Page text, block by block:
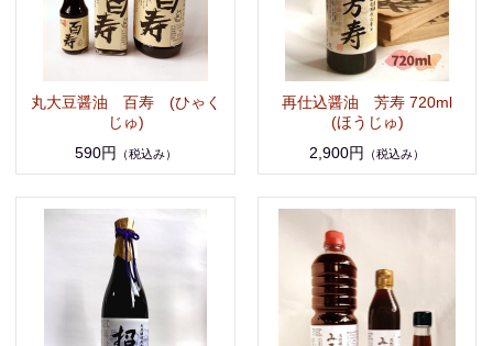
丸大豆醤油 百寿 (ひゃく
じゅ)
590円
（税込み）
再仕込醤油 芳寿 720ml
(ほうじゅ)
2,900円
（税込み）